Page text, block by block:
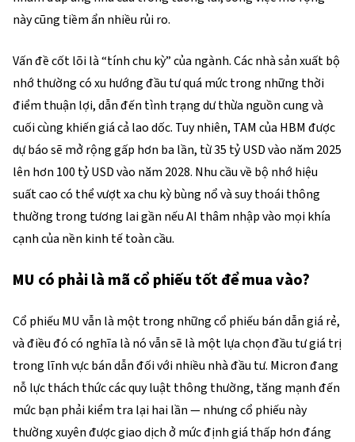
này cũng tiềm ẩn nhiều rủi ro.
Vấn đề cốt lõi là “tính chu kỳ” của ngành. Các nhà sản xuất bộ
nhớ thường có xu hướng đầu tư quá mức trong những thời
điểm thuận lợi, dẫn đến tình trạng dư thừa nguồn cung và
cuối cùng khiến giá cả lao dốc. Tuy nhiên, TAM của HBM được
dự báo sẽ mở rộng gấp hơn ba lần, từ 35 tỷ USD vào năm 2025
lên hơn 100 tỷ USD vào năm 2028. Nhu cầu về bộ nhớ hiệu
suất cao có thể vượt xa chu kỳ bùng nổ và suy thoái thông
thường trong tương lai gần nếu AI thâm nhập vào mọi khía
cạnh của nền kinh tế toàn cầu.
MU có phải là mã cổ phiếu tốt để mua vào?
Cổ phiếu MU vẫn là một trong những cổ phiếu bán dẫn giá rẻ,
và điều đó có nghĩa là nó vẫn sẽ là một lựa chọn đầu tư giá trị
trong lĩnh vực bán dẫn đối với nhiều nhà đầu tư. Micron đang
nỗ lực thách thức các quy luật thông thường, tăng mạnh đến
mức bạn phải kiểm tra lại hai lần — nhưng cổ phiếu này
thường xuyên được giao dịch ở mức định giá thấp hơn đáng